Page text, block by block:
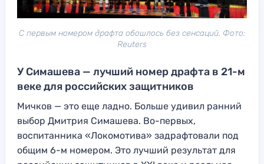
С первым номером драфта обошлось без сенсаций. Фото:
Reuters
У Симашева — лучший номер драфта в 21-м
веке для российских защитников
Мичков — это еще ладно. Больше удивил ранний
выбор Дмитрия Симашева. Во-первых,
воспитанника «Локомотива» задрафтовали под
общим 6-м номером. Это лучший результат для